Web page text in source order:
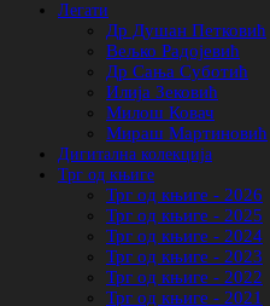
Легати
Др Душан Петковић
Вељко Радојевић
Др Сања Суботић
Илија Зековић
Милош Ковач
Мираш Мартиновић
Дигитална колекција
Трг од књиге
Трг од књиге - 2026
Трг од књиге - 2025
Трг од књиге - 2024
Трг од књиге - 2023
Трг од књиге - 2022
Трг од књиге - 2021